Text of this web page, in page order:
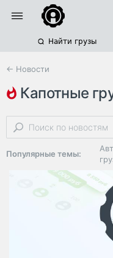
Найти грузы
← Новости
капотные
тягачи
Популярные темы: